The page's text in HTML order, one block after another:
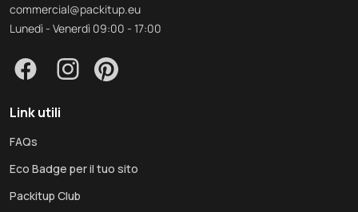
commercial@packitup.eu
Lunedì - Venerdì 09:00 - 17:00
Link utili
FAQs
Eco Badge per il tuo sito
Packitup Club